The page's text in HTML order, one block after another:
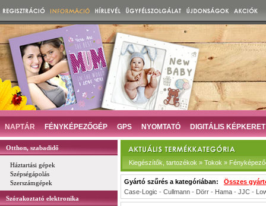
NAPTÁR FÉNYKÉPEZŐGÉP GPS NYOMTATÓ DIGITÁLIS KÉPKERET
Otthon, szabadidő
Háztartási gépek
Szépségápolás
Szerszámgépek
Szórakoztató elektronika
Kiegészítők, tartozékok » Tokok »
Gyártó szűrés a kategóriában: Összes
Case-Logic - Cullmann - Dörr - Hama - JJC -